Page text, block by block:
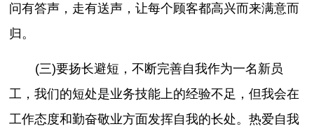
问有答声，走有送声，让每个顾客都高兴而来满意而
归。
(三)要扬长避短，不断完善自我作为一名新员
工，我们的短处是业务技能上的经验不足，但我会在
工作态度和勤奋敬业方面发挥自我的长处。热爱自我